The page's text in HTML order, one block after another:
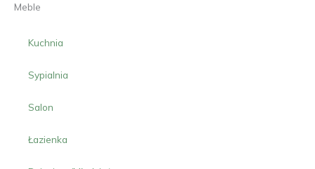
Meble
Kuchnia
Sypialnia
Salon
Łazienka